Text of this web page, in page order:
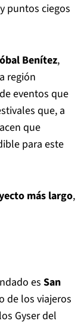
puntos ciegos
Benítez,
región
eventos que
que, a
que
para este
más largo,
es San
de los viajeros
Gyser del